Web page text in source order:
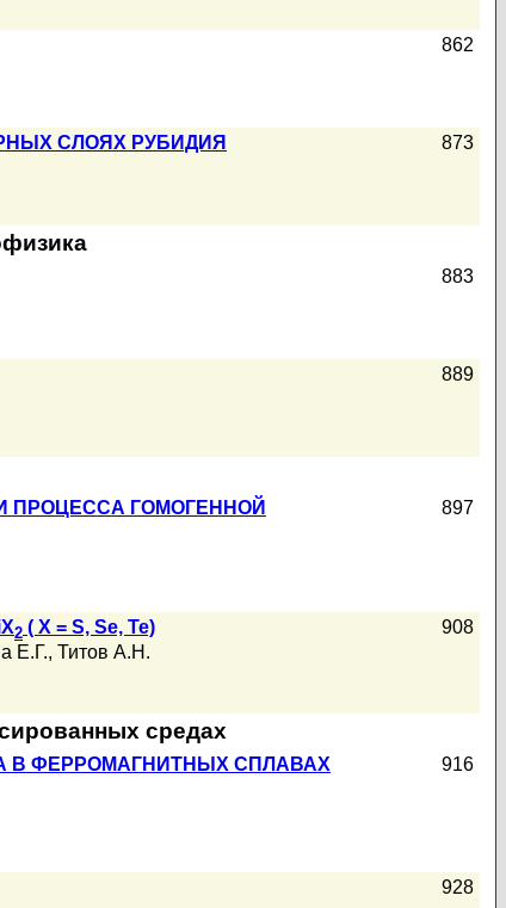
862
СЛОЯХ РУБИДИЯ
873
883
889
ПРОЦЕССА ГОМОГЕННОЙ
897
2 ( X = S, Se, Te)
Е.Г., Титов А.Н.
908
средах
В ФЕРРОМАГНИТНЫХ СПЛАВАХ
916
928